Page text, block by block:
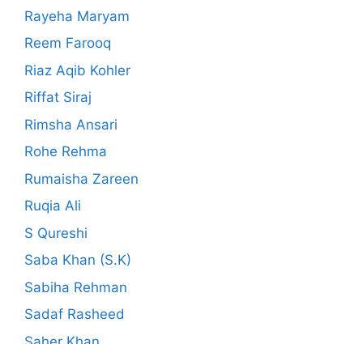
Rayeha Maryam
Reem Farooq
Riaz Aqib Kohler
Riffat Siraj
Rimsha Ansari
Rohe Rehma
Rumaisha Zareen
Ruqia Ali
S Qureshi
Saba Khan (S.K)
Sabiha Rehman
Sadaf Rasheed